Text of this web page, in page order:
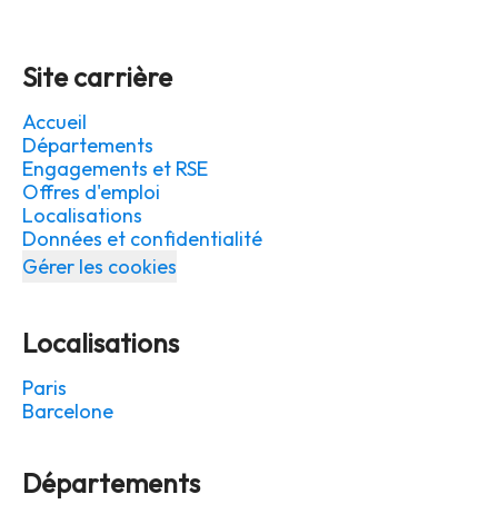
Site carrière
Accueil
Départements
Engagements et RSE
Offres d'emploi
Localisations
Données et confidentialité
Gérer les cookies
Localisations
Paris
Barcelone
Départements